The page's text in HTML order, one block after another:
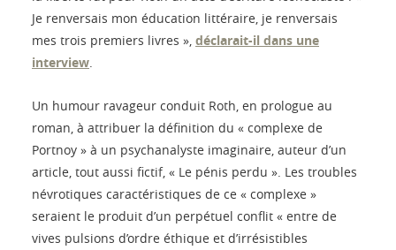
Je renversais mon éducation littéraire, je renversais
mes trois premiers livres », déclarait-il dans une
interview
Un humour ravageur conduit Roth, en prologue au
roman, à attribuer la définition du « complexe de
Portnoy » à un psychanalyste imaginaire, auteur d’un
article, tout aussi fictif, « Le pénis perdu ». Les troubles
névrotiques caractéristiques de ce « complexe »
seraient le produit d’un perpétuel conflit « entre de
vives pulsions d’ordre éthique et d’irrésistibles